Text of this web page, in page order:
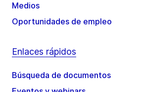
Medios
Oportunidades de empleo
Enlaces rápidos
Búsqueda de documentos